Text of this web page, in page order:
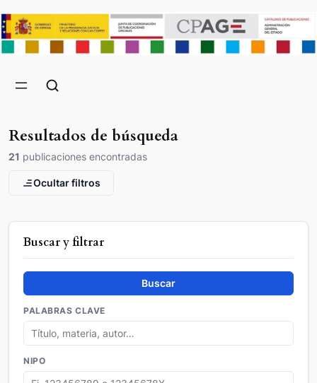
Resultados de búsqueda
21 publicaciones encontradas
Ocultar filtros
Buscar y filtrar
Buscar
PALABRAS CLAVE
NIPO